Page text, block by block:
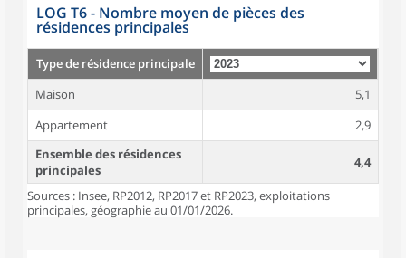
LOG T6 - Nombre moyen de pièces des
résidences principales
Type de résidence principale
Maison
5,1
Appartement
2,9
Ensemble des résidences
principales
4,4
Sources : Insee, RP2012, RP2017 et RP2023, exploitations
principales, géographie au 01/01/2026.